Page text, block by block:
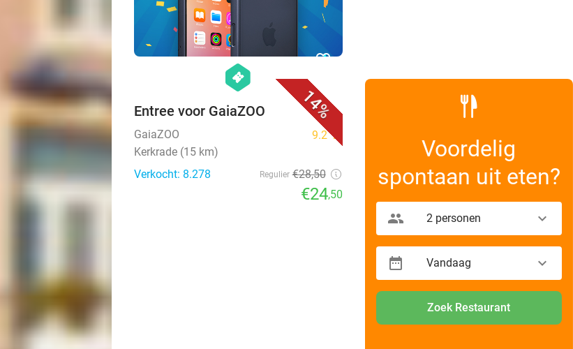
14%
favorite_border
hexagon
events
Entree voor GaiaZOO
GaiaZOO 9.2star
Kerkrade (15 km)
Verkocht: 8.278
Regulier €28,50
€24,50
Voordelig
spontaan uit eten?
2 personen
Vandaag
Zoek Restaurant